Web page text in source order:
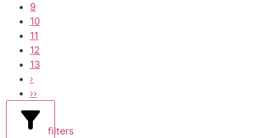
9
10
11
12
13
›
››
filters